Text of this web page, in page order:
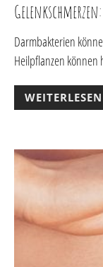
Darmbakterien
Heilpflanzen
WEITERLESEN